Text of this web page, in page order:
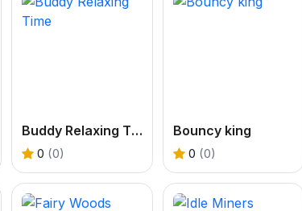
Buddy Relaxing Time
0 (0)
Bouncy king
0 (0)